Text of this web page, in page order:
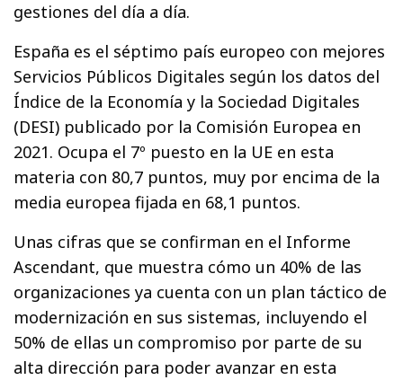
gestiones del día a día.
España es el séptimo país europeo con mejores
Servicios Públicos Digitales según los datos del
Índice de la Economía y la Sociedad Digitales
(DESI) publicado por la Comisión Europea en
2021. Ocupa el 7º puesto en la UE en esta
materia con 80,7 puntos, muy por encima de la
media europea fijada en 68,1 puntos.
Unas cifras que se confirman en el Informe
Ascendant, que muestra cómo un 40% de las
organizaciones ya cuenta con un plan táctico de
modernización en sus sistemas, incluyendo el
50% de ellas un compromiso por parte de su
alta dirección para poder avanzar en esta